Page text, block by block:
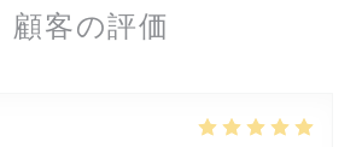
顧客の評価